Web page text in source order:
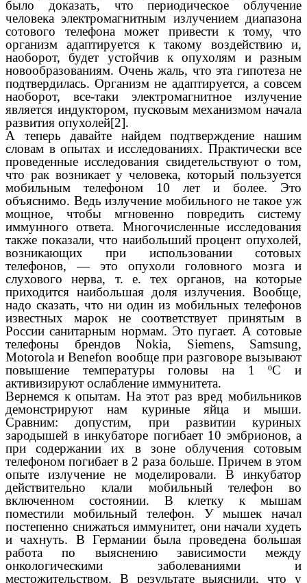
было доказать, что периодическое облучение
человека электромагнитным излучением диапазона
сотового телефона может привести к тому, что
организм адаптируется к такому воздействию и,
наоборот, будет устойчив к опухолям и разным
новообразованиям. Очень жаль, что эта гипотеза не
подтвердилась. Организм не адаптируется, а совсем
наоборот, все-таки электромагнитное излучение
является индуктором, пусковым механизмом начала
развития опухолей[2].
А теперь давайте найдем подтверждение нашим
словам в опытах и исследованиях. Практически все
проведенные исследования свидетельствуют о том,
что рак возникает у человека, который пользуется
мобильным телефоном 10 лет и более. Это
объяснимо. Ведь излучение мобильного не такое уж
мощное, чтобы мгновенно повредить систему
иммунного ответа. Многочисленные исследования
также показали, что наибольший процент опухолей,
возникающих при использовании сотовых
телефонов, — это опухоли головного мозга и
слухового нерва, т. е. тех органов, на которые
приходится наибольшая доля излучения. Вообще,
надо сказать, что ни один из мобильных телефонов
известных марок не соответствует принятым в
России санитарным нормам. Это пугает. А сотовые
телефоны брендов Nokia, Siemens, Samsung,
Motorola и Benefon вообще при разговоре вызывают
повышение температуры головы на 1 ºС и
активизируют ослабление иммунитета.
Вернемся к опытам. На этот раз вред мобильников
демонстрируют нам куриные яйца и мыши.
Сравним: допустим, при развитии куриных
зародышей в инкубаторе погибает 10 эмбрионов, а
при содержании их в зоне облучения сотовым
телефоном погибает в 2 раза больше. Причем в этом
опыте излучение не моделировали. В инкубатор
действительно клали мобильный телефон во
включенном состоянии. В клетку к мышам
поместили мобильный телефон. У мышек начал
постепенно снижаться иммунитет, они начали худеть
и чахнуть. В Германии была проведена большая
работа по выяснению зависимости между
онкологическими заболеваниями и
местожительством. В результате выяснили, что у